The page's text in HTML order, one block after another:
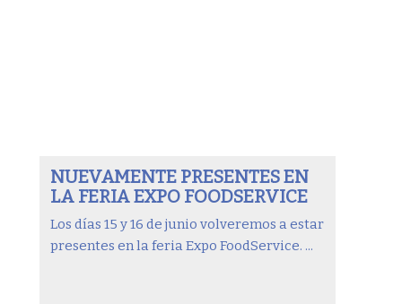
NUEVAMENTE PRESENTES EN
LA FERIA EXPO FOODSERVICE
Los días 15 y 16 de junio volveremos a estar
presentes en la feria Expo FoodService. ...